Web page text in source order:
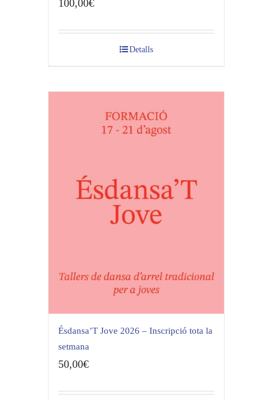
100,00€
Detalls
Ésdansa’T Jove 2026 – Inscripció tota la
setmana
50,00€